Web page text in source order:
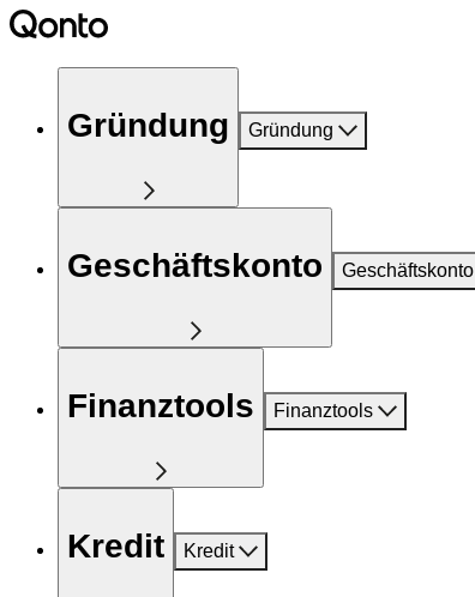
Gründung Gründung
Geschäftskonto Geschäftskonto
Finanztools Finanztools
Kredit Kredit